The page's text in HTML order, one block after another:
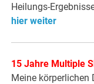
Heilungs-
hier weiter
15 Jahre Multiple
Meine körperlichen